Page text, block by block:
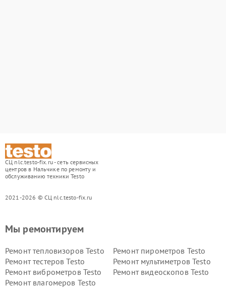
СЦ nlc.testo-fix.ru - сеть сервисных
центров в Нальчике по ремонту и
обслуживанию техники Testo
2021-2026 © СЦ nlc.testo-fix.ru
Мы ремонтируем
Ремонт тепловизоров Testo
Ремонт пирометров Testo
Ремонт тестеров Testo
Ремонт мультиметров Testo
Ремонт виброметров Testo
Ремонт видеоскопов Testo
Ремонт влагомеров Testo